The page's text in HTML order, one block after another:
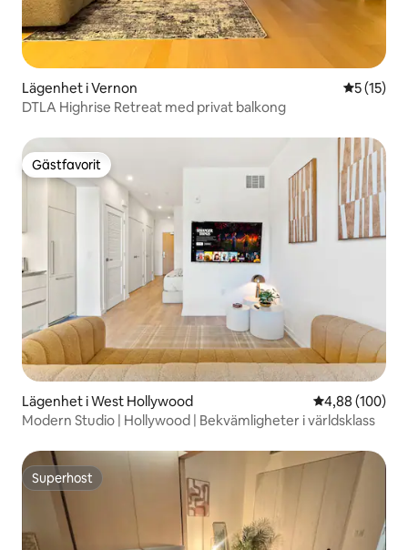
Lägenhet i Vernon 5 av 5 i
5 (15)
DTLA Highrise Retreat med privat balkong
Gästfavorit
Gästfavorit
Lägenhet i West Hollywood 4,88 av 5 i
4,88 (100)
Modern Studio | Hollywood | Bekvämligheter i världsklass
Superhost
Superhost